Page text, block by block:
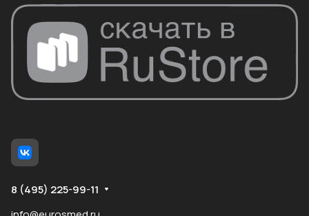
8 (495) 225-99-11